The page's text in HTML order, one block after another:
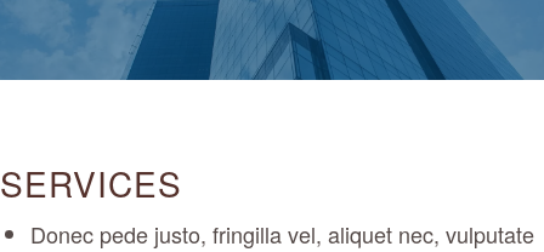
SERVICES
Donec pede justo, fringilla vel, aliquet nec, vulputate